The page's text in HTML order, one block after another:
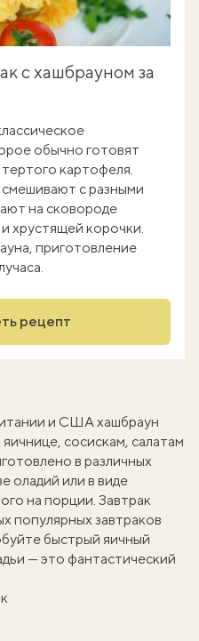
с хашбрауном за
обычно готовят
картофеля.
с разными
на сковороде
хрустящей корочки.
приготовление
рецепт
и США хашбраун
сосискам, салатам
в различных
оладий или в виде
на порции. Завтрак
популярных завтраков
быстрый яичный
— это фантастический